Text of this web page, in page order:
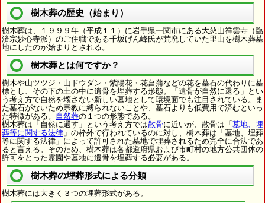
樹木葬の歴史（始まり）
樹木葬は、１９９９年（平成１１）に岩手県一関市にある大慈山祥雲寺（臨
済宗妙心寺派）のご住職である千坂げん峰氏が荒廃していた里山を樹木葬墓
地にしたのが始まりとされる。
樹木葬とは何ですか？
樹木や山ツツジ・山ドウダン・紫陽花・花菖蒲などの花を墓石の代わりに墓
標とし、その下の土の中に遺骨を埋葬する形態。「遺骨が自然に還る」とい
う考え方で自然を壊さない新しい墓地として環境面でも注目されている。ま
た墓石がないため宗教に縛られないことや、墓石よりも低費用で済むといっ
た特徴がある。 自然葬の１つの形態である。
樹木葬は「自然に還す」という考え方では散骨に近いが、散骨は「墓地、埋
葬等に関する法律 」の枠外で行われているのに対し、樹木葬は「墓地、埋葬
等に関する法律」によって許可された墓地で埋葬されるため完全に合法であ
ると言える。そのため、樹木葬は各都道府県および市町村の地方公共団体の
許可をとった霊園や墓地に遺骨を埋葬する必要がある。
樹木葬の埋葬形式による分類
樹木葬には大きく３つの埋葬形式がある。